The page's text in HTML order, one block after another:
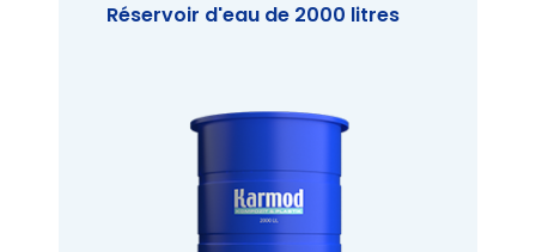
Réservoir d'eau de 2000 litres